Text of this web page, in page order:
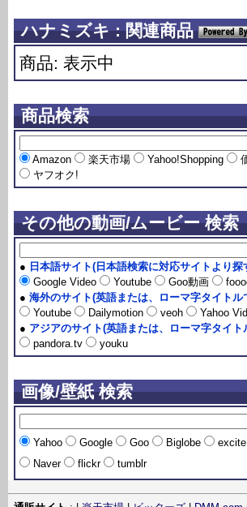
ハナミズキ : 関連商品
商品: 表示中
商品検索
Amazon 楽天市場 Yahoo!Shopping
ヤフオク!
その他の動画/ムービー 検索
● 日本語サイト(日本語検索に対応サイトより探
Google Video
Youtube Goo動画
● 海外のサイト(英語または、ローマ字タイトル
Youtube
Dailymotion veoh
Yahoo
● アジアのサイト(英語または、ローマ字タイト
pandora.tv
youku
画像/壁紙 検索
Yahoo Google Goo Biglobe excite
Naver
flickr tumblr